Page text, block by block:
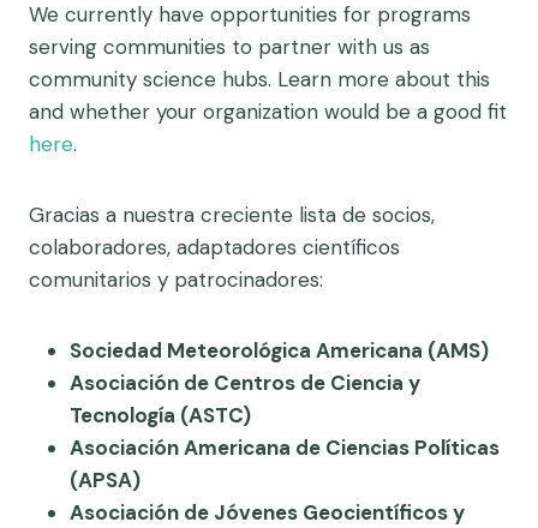
We currently have opportunities for programs
serving communities to partner with us as
community science hubs. Learn more about this
and whether your organization would be a good fit
here.
Gracias a nuestra creciente lista de socios,
colaboradores, adaptadores científicos
comunitarios y patrocinadores:
Sociedad Meteorológica Americana (AMS)
Asociación de Centros de Ciencia y
Tecnología (ASTC)
Asociación Americana de Ciencias Políticas
(APSA)
Asociación de Jóvenes Geocientíficos y